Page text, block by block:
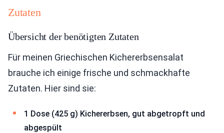
Zutaten
Übersicht der benötigten Zutaten
Für meinen Griechischen Kichererbsensalat
brauche ich einige frische und schmackhafte
Zutaten. Hier sind sie:
1 Dose (425 g) Kichererbsen, gut abgetropft und
abgespült